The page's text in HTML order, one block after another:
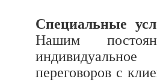
Специальные
Нашим
переговоров с